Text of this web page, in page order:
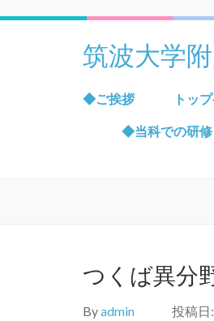
筑波大学
◆ご挨拶 トッ
◆当科での研修
つくば異分
Byadmin 投稿日: